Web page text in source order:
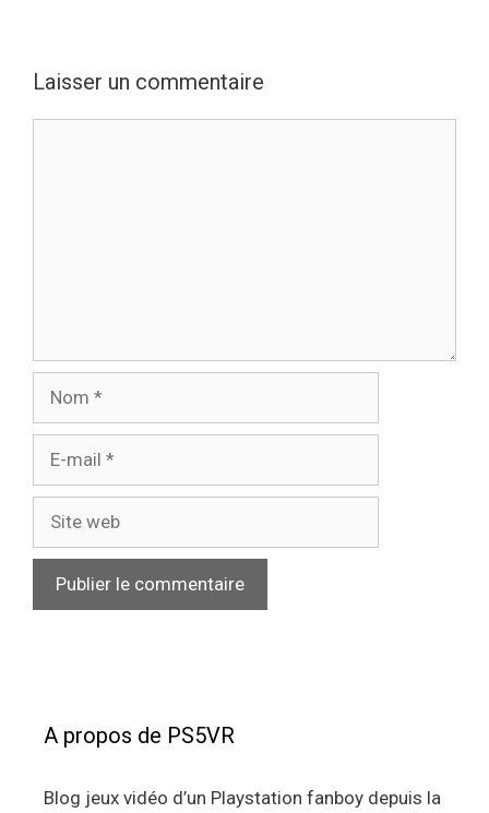
Laisser un commentaire
A propos de PS5VR
Blog jeux vidéo d’un Playstation fanboy depuis la